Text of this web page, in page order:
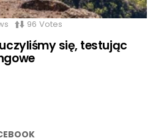
96 Votes
się, testując